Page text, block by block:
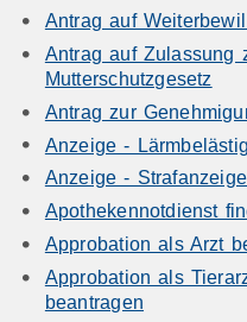
Antrag auf
Antrag auf Zulassung
Mutterschutzgesetz
Antrag zur
Anzeige -
Anzeige -
Apothekennotdienst
Approbation als Arzt
Approbation als
beantragen